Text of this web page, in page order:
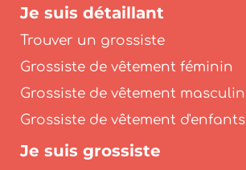
Je suis détaillant
Trouver un grossiste
Grossiste de vêtement féminin
Grossiste de vêtement masculin
Grossiste de vêtement d'enfants
Je suis grossiste